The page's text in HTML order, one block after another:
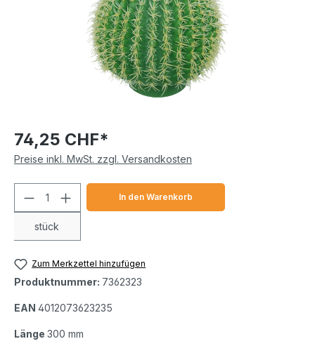
74,25 CHF*
Preise inkl. MwSt. zzgl. Versandkosten
Produkt Anzahl: Gib den
stück
In den Warenkorb
Zum Merkzettel hinzufügen
Produktnummer: 7362323
EAN 4012073623235
Länge 300 mm